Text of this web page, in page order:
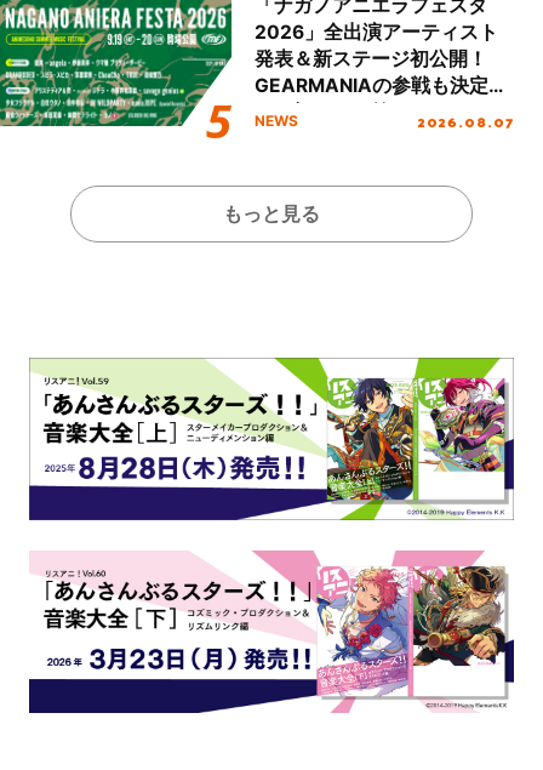
「ナガノアニエラフェスタ
2026」全出演アーティスト
発表＆新ステージ初公開！
GEARMANIAの参戦も決定
し、初となる第3ステージの
NEWS 2026.08.07
もっと見る